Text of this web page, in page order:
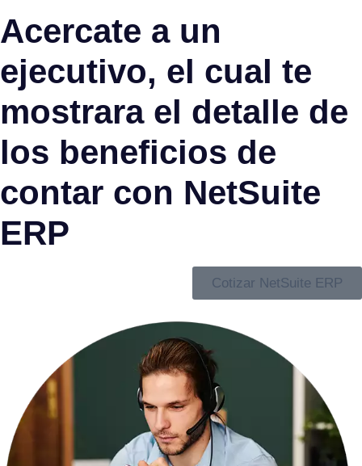
Acercate a un
ejecutivo, el cual te
mostrara el detalle de
los beneficios de
contar con NetSuite
ERP
Cotizar NetSuite ERP